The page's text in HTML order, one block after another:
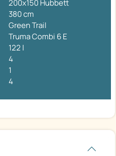
200x150 Hubbett
380 cm
Green Trail
Truma Combi 6 E
122 l
4
1
4